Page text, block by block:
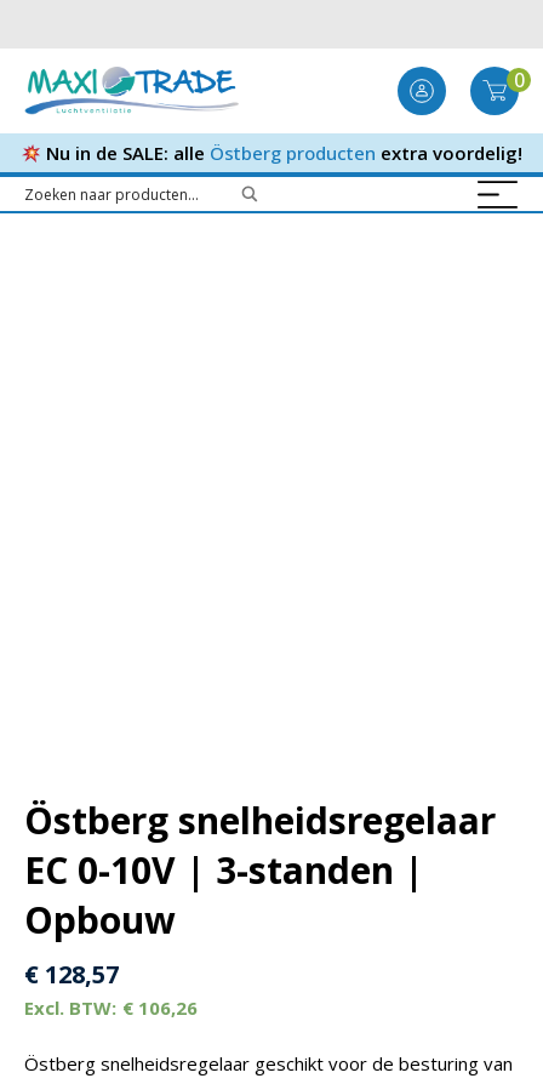
0
Nu in de SALE: alle Östberg producten extra voordelig!
Östberg snelheidsregelaar
EC 0-10V | 3-standen |
Opbouw
€ 128,57
€ 106,26
Östberg snelheidsregelaar geschikt voor de besturing van